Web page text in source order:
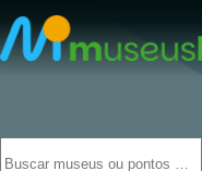
para
o
conteúdo
resultados